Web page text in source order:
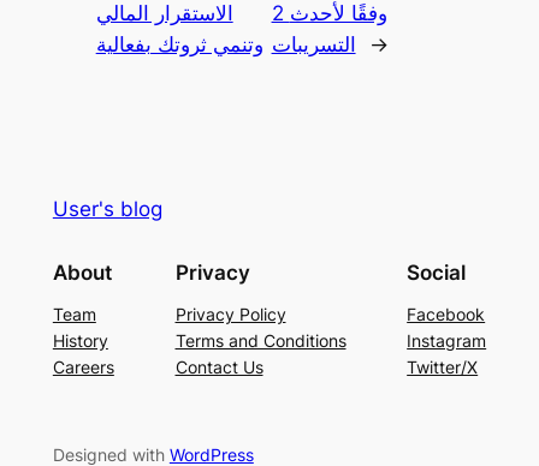
الاستقرار المالي
وتنمي ثروتك بفعالية
2 وفقًا لأحدث
التسريبات
→
User's blog
About
Team
History
Careers
Privacy
Privacy Policy
Terms and Conditions
Contact Us
Social
Facebook
Instagram
Twitter/X
Designed with WordPress